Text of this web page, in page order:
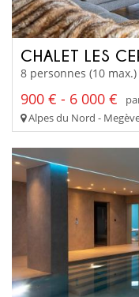
CHALET LES
8 personnes (10
900 € - 6 000 €
Alpes du Nord -